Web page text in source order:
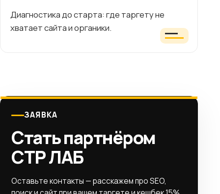
Диагностика до старта: где таргету не
хватает сайта и органики.
ЗАЯВКА
Стать партнёром
СТР ЛАБ
Оставьте контакты — расскажем про SEO,